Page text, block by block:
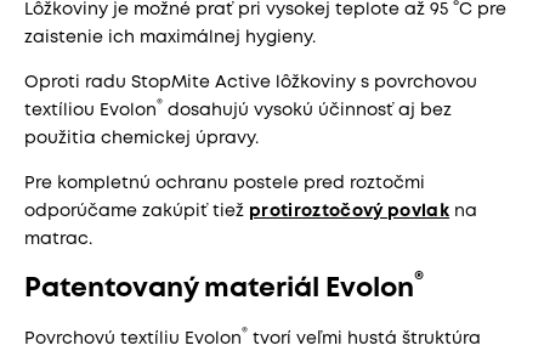
Lôžkoviny je možné prať pri vysokej teplote až 95 °C pre
zaistenie ich maximálnej hygieny.
Oproti radu StopMite Active lôžkoviny s povrchovou
textíliou Evolon® dosahujú vysokú účinnosť aj bez
použitia chemickej úpravy.
Pre kompletnú ochranu postele pred roztočmi
odporúčame zakúpiť tiež protiroztočový povlak na
matrac.
Patentovaný materiál Evolon®
Povrchovú textíliu Evolon® tvorí veľmi hustá štruktúra